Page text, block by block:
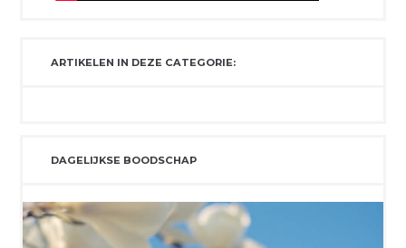
ARTIKELEN IN DEZE CATEGORIE:
DAGELIJKSE BOODSCHAP